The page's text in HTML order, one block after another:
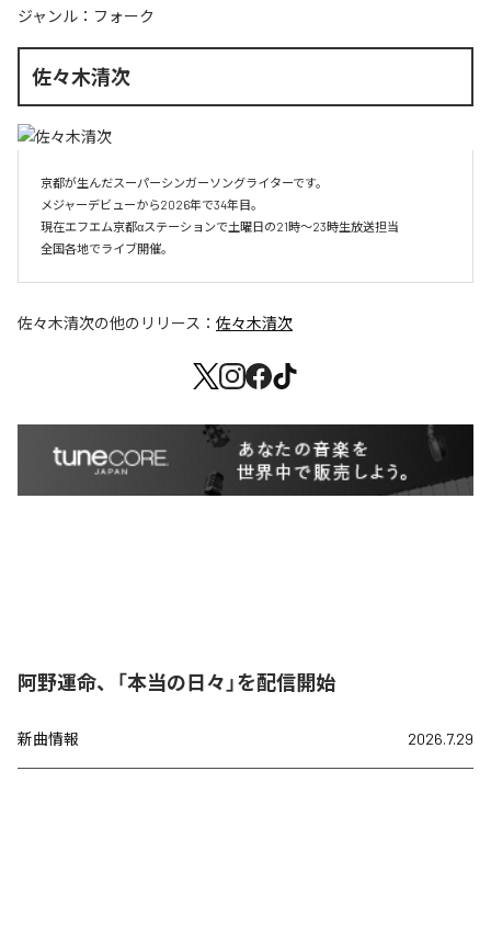
ジャンル： フォーク
佐々木清次
京都が生んだスーパーシンガーソングライターです。
メジャーデビューから2026年で34年目。
現在エフエム京都αステーションで土曜日の21時～23時生放送担当
全国各地でライブ開催。
佐々木清次の他のリリース： 佐々木清次
阿野運命、「本当の日々」を配信開始
新曲情報 2026.7.29